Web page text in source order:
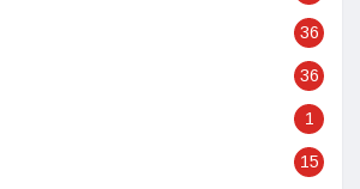
36
36
1
15